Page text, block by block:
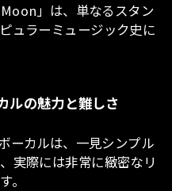
」は、単なるスタン
ュラーミュージック史に
ルの魅力と難しさ
ーカルは、一見シンプル
実際には非常に緻密なリ
。